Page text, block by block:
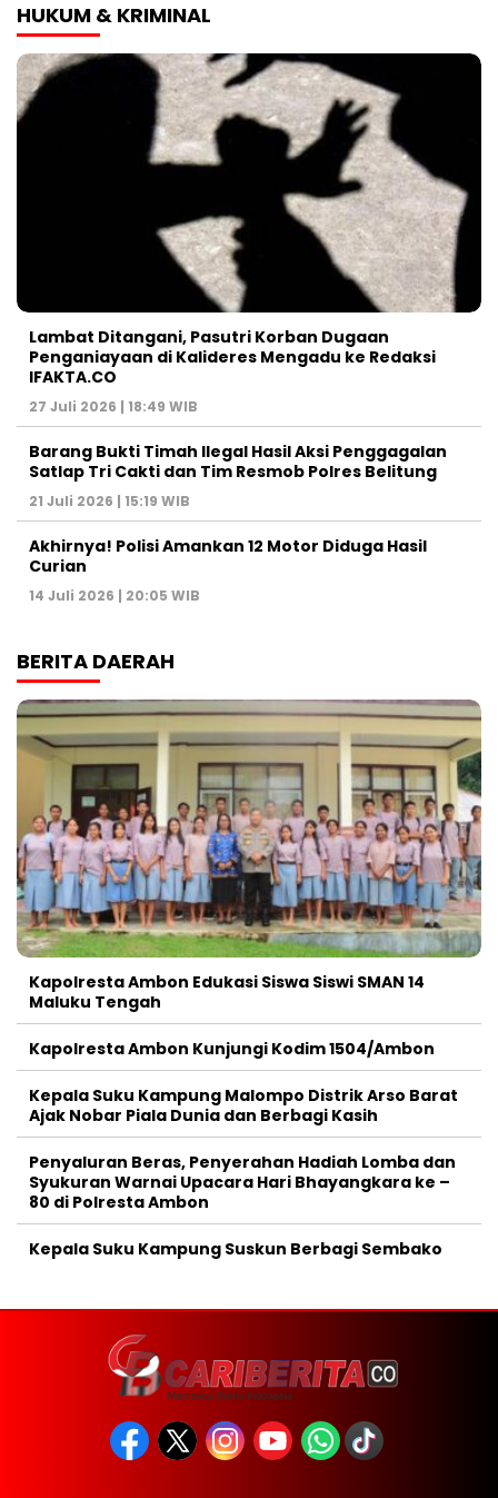
HUKUM & KRIMINAL
Lambat Ditangani, Pasutri Korban Dugaan
Penganiayaan di Kalideres Mengadu ke Redaksi
IFAKTA.CO
27 Juli 2026 | 18:49 WIB
Barang Bukti Timah Ilegal Hasil Aksi Penggagalan
Satlap Tri Cakti dan Tim Resmob Polres Belitung
21 Juli 2026 | 15:19 WIB
Akhirnya! Polisi Amankan 12 Motor Diduga Hasil
Curian
14 Juli 2026 | 20:05 WIB
BERITA DAERAH
Kapolresta Ambon Edukasi Siswa Siswi SMAN 14
Maluku Tengah
Kapolresta Ambon Kunjungi Kodim 1504/Ambon
Kepala Suku Kampung Malompo Distrik Arso Barat
Ajak Nobar Piala Dunia dan Berbagi Kasih
Penyaluran Beras, Penyerahan Hadiah Lomba dan
Syukuran Warnai Upacara Hari Bhayangkara ke –
80 di Polresta Ambon
Kepala Suku Kampung Suskun Berbagi Sembako